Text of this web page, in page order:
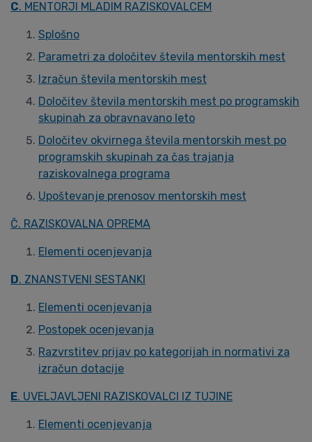
C. MENTORJI MLADIM RAZISKOVALCEM
Splošno
Parametri za določitev števila mentorskih mest
Izračun števila mentorskih mest
Določitev števila mentorskih mest po programskih
skupinah za obravnavano leto
Določitev okvirnega števila mentorskih mest po
programskih skupinah za čas trajanja
raziskovalnega programa
Upoštevanje prenosov mentorskih mest
Č. RAZISKOVALNA OPREMA
Elementi ocenjevanja
D. ZNANSTVENI SESTANKI
Elementi ocenjevanja
Postopek ocenjevanja
Razvrstitev prijav po kategorijah in normativi za
izračun dotacije
E. UVELJAVLJENI RAZISKOVALCI IZ TUJINE
Elementi ocenjevanja